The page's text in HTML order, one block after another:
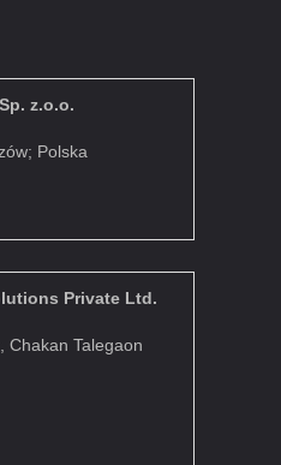
z.o.o.
Polska
Private Ltd.
Chakan Talegaon